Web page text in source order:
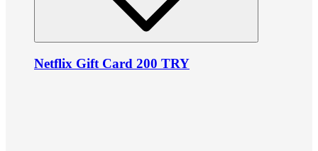
Netflix Gift Card 200 TRY